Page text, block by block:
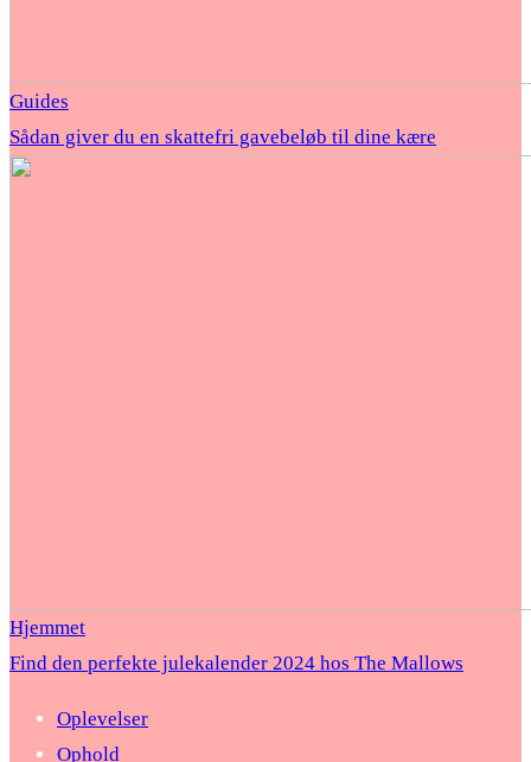
Guides
Sådan giver du en skattefri gavebeløb til dine kære
Hjemmet
Find den perfekte julekalender 2024 hos The Mallows
Oplevelser
Ophold